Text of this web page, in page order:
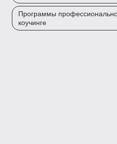
Программы
коучинге